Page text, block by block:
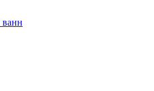
ванн